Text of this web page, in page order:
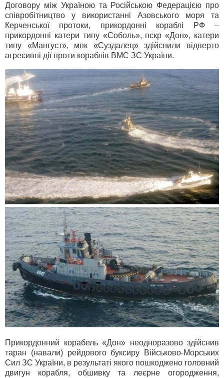
Договору між Україною та Російською Федерацією про
співробітництво у використанні Азовського моря та
Керченської протоки, прикордонні кораблі РФ –
прикордонні катери типу «Соболь», пскр «Дон», катери
типу «Мангуст», мпк «Суздалец» здійснили відверто
агресивні дії проти кораблів ВМС ЗС України.
Прикордонний корабель «Дон» неодноразово здійснив
таран (навали) рейдового буксиру Військово-Морських
Сил ЗС України, в результаті якого пошкоджено головний
двигун корабля, обшивку та леєрне огородження,